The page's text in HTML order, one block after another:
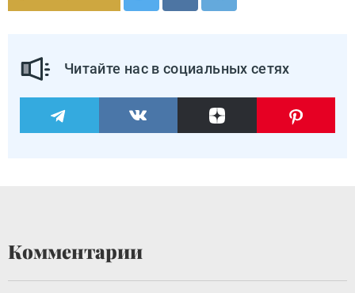
Читайте нас в социальных сетях
Комментарии